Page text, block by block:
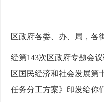
区政府各委、办、局，各
经第143次区政府专题会
区国民经济和社会发展第
任务分工方案》印发给你